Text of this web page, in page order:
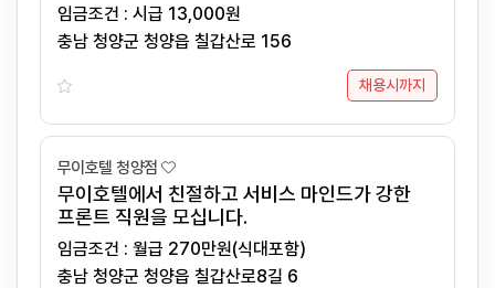
임금조건 : 시급 13,000원
충남 청양군 청양읍 칠갑산로 156
채용시까지
무이호텔 청양점
무이호텔에서 친절하고 서비스 마인드가 강한
프론트 직원을 모십니다.
임금조건 : 월급 270만원(식대포함)
충남 청양군 청양읍 칠갑산로8길 6